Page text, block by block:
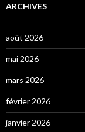
ARCHIVES
août 2026
mai 2026
mars 2026
février 2026
janvier 2026